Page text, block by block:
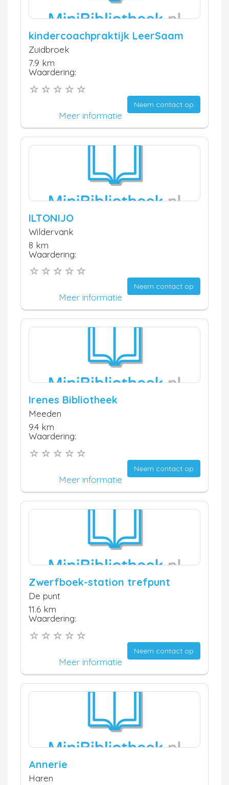
kindercoachpraktijk LeerSaam
Zuidbroek
7.9 km
Waardering:
Neem contact op
Meer informatie
ILTONIJO
Wildervank
8 km
Waardering:
Neem contact op
Meer informatie
Irenes Bibliotheek
Meeden
9.4 km
Waardering:
Neem contact op
Meer informatie
Zwerfboek-station trefpunt
De punt
11.6 km
Waardering:
Neem contact op
Meer informatie
Annerie
Haren